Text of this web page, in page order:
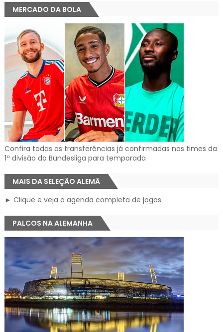
MERCADO DA BOLA
Confira todas as transferências já confirmadas nos times da
1ª divisão da Bundesliga para temporada
MAIS DA SELEÇÃO ALEMÃ
► Clique e veja a agenda completa de jogos
PALCOS NA ALEMANHA